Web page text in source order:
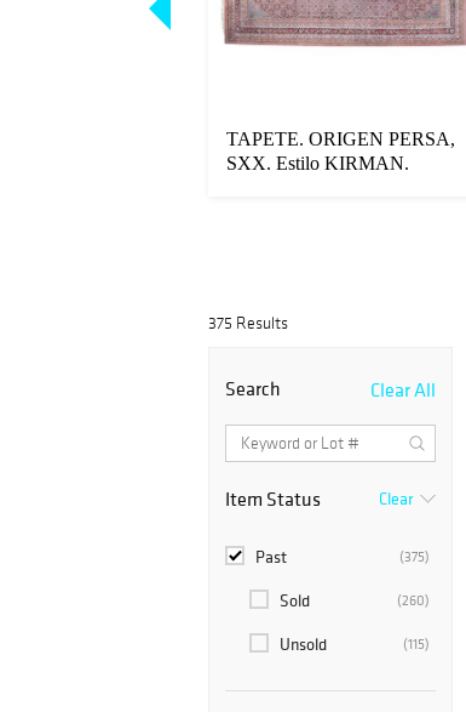
TAPETE. ORIGEN PERSA,
SXX. Estilo KIRMAN.
375 Results
Search Clear All
Item Status Clear
(375)
Past
(260)
Sold
(115)
Unsold